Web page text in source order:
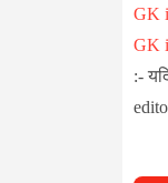
GK
GK
:-